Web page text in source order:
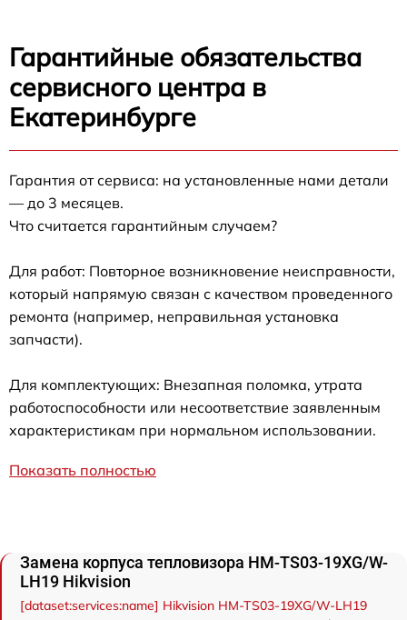
Гарантийные обязательства
сервисного центра в
Екатеринбурге
Гарантия от сервиса: на установленные нами детали
— до 3 месяцев.
Что считается гарантийным случаем?
Для работ: Повторное возникновение неисправности,
который напрямую связан с качеством проведенного
ремонта (например, неправильная установка
запчасти).
Для комплектующих: Внезапная поломка, утрата
работоспособности или несоответствие заявленным
характеристикам при нормальном использовании.
Показать полностью
Замена корпуса тепловизора HM-TS03-19XG/W-
LH19 Hikvision
[dataset:services:name] Hikvision HM-TS03-19XG/W-LH19